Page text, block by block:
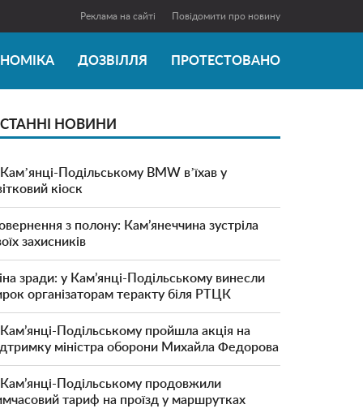
Реклама на сайті Повідомити про новину
ДОЗВІЛЛЯ ПРОТЕСТОВАНО
НОВИНИ
Подільському BMW вʼїхав у
кіоск
з полону: Кам’янеччина зустріла
захисників
зради: у Кам’янці-Подільському винесли
організаторам теракту біля РТЦК
Подільському пройшла акція на
міністра оборони Михайла Федорова
Подільському продовжили
тариф на проїзд у маршрутках